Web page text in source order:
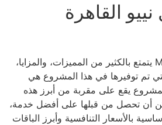
القاهرة
إن Mall Neo New Cairo يتمتع بالكثير من المميزات، والمزايا،
تم توفيرها في هذا المشروع هي
يقع على مقربة من أبرز هذه
أن تحصل من قبلها على أفضل خدمة،
بالأسعار التنافسية وأبرز الباقات